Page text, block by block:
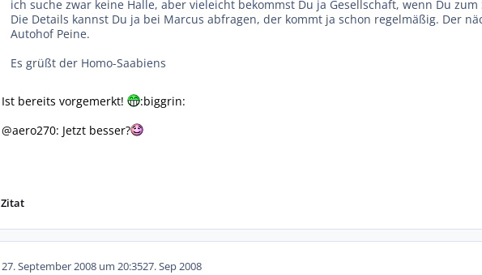
ich suche zwar keine Halle, aber vieleicht bekommst Du ja Gesellschaft, wenn Du
Die Details kannst Du ja bei Marcus abfragen, der kommt ja schon regelmäßig. Der
Autohof Peine.
Es grüßt der Homo-Saabiens
Ist bereits vorgemerkt!
:biggrin:
@aero270: Jetzt besser?
Zitat
27. September 2008 um 20:3527. Sep 2008